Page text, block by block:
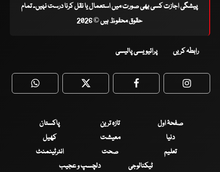
پیشگی اجازت کسی بھی صورت میں استعمال یا نقل کرنا درست نہیں۔ تمام
حقوق محفوظ ہیں © 2026
رابطہ کریں پرائیویسی پالیسی
WhatsApp Twitter Facebook
صفحۂ اول تازہ ترین
پاکستان
دنیا
معیشت
کھیل
تعلیم
صحت
انٹرٹینمنٹ
ٹیکنالوجی
دلچسپ و عجیب